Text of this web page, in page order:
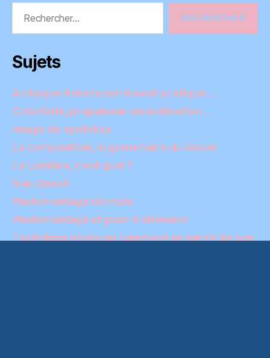
Sujets
A chaque théorie son travail pratique…
Créativité, propulseur de motivation…
Image de synthèse
La composition, la grammaire du visuel
La Lumière, c'est quoi ?
Non classé
Photomontage du mois
Photomontage et post-traitement
Technique photo ou comment se servir de son